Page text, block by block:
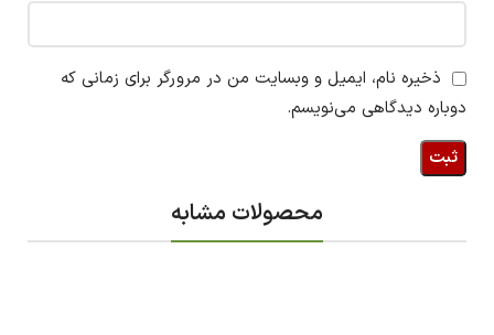
ذخیره نام، ایمیل و وبسایت من در مرورگر برای زمانی که
دوباره دیدگاهی می‌نویسم.
محصولات مشابه